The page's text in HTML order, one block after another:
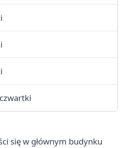
się w głównym budynku